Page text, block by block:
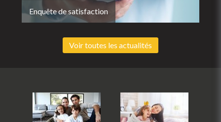
Enquête de satisfaction
Voir toutes les actualités